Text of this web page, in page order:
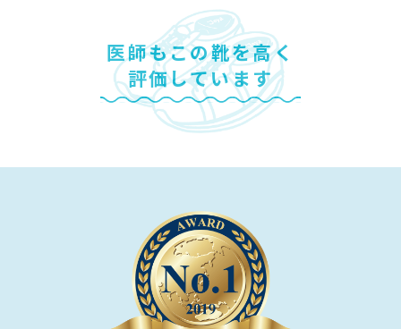
医師もこの靴を高く
評価しています